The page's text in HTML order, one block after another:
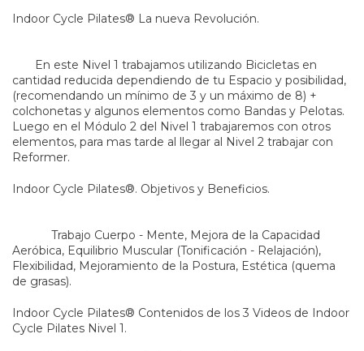
Indoor Cycle Pilates® La nueva Revolución.
En este Nivel 1 trabajamos utilizando Bicicletas en
cantidad reducida dependiendo de tu Espacio y posibilidad,
(recomendando un mínimo de 3 y un máximo de 8) +
colchonetas y algunos elementos como Bandas y Pelotas.
Luego en el Módulo 2 del Nivel 1 trabajaremos con otros
elementos, para mas tarde al llegar al Nivel 2 trabajar con
Reformer.
Indoor Cycle Pilates®. Objetivos y Beneficios.
Trabajo Cuerpo - Mente, Mejora de la Capacidad
Aeróbica, Equilibrio Muscular (Tonificación - Relajación),
Flexibilidad, Mejoramiento de la Postura, Estética (quema
de grasas).
Indoor Cycle Pilates® Contenidos de los 3 Videos de Indoor
Cycle Pilates Nivel 1.